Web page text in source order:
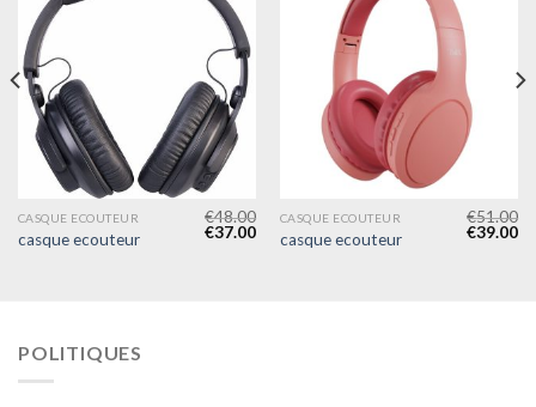
CASQUE ECOUTEUR
casque ecouteur
€48.00
€37.00
CASQUE ECOUTEUR
casque ecouteur
€51.00
€39.00
POLITIQUES